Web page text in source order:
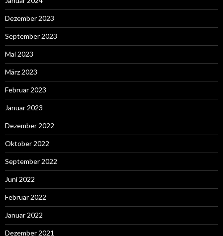
Dezember 2023
September 2023
Mai 2023
März 2023
Februar 2023
Januar 2023
Dezember 2022
Oktober 2022
September 2022
Juni 2022
Februar 2022
Januar 2022
Dezember 2021